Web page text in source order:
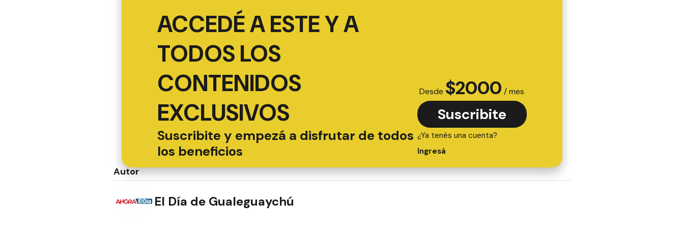
ACCEDÉ A ESTE Y A
TODOS LOS
CONTENIDOS
EXCLUSIVOS
Suscribite y empezá a disfrutar de todos
los beneficios
Desde $2000 / mes
Suscribite
¿Ya tenés una cuenta?
Ingresá
Autor
El Día de Gualeguaychú